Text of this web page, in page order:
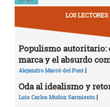
LOS
Populismo autoritario:
marca y el absurdo
Alejandro Marcó del Pont |
Oda al idealismo y
Luis Carlos Muñoz Sarmiento |